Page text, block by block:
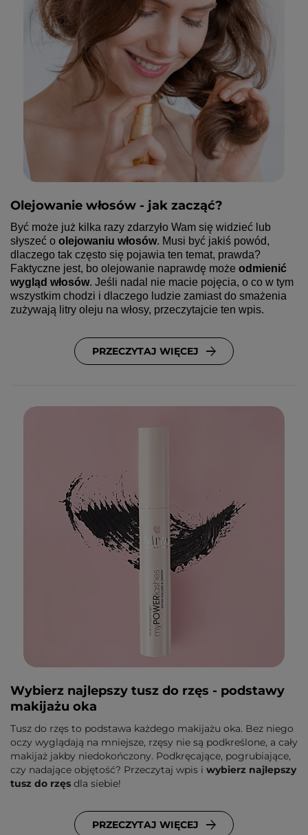
Olejowanie włosów - jak zacząć?
Być może już kilka razy zdarzyło Wam się widzieć lub
słyszeć o olejowaniu włosów. Musi być jakiś powód,
dlaczego tak często się pojawia ten temat, prawda?
Faktyczne jest, bo olejowanie naprawdę może odmienić
wygląd włosów. Jeśli nadal nie macie pojęcia, o co w tym
wszystkim chodzi i dlaczego ludzie zamiast do smażenia
zużywają litry oleju na włosy, przeczytajcie ten wpis.
PRZECZYTAJ WIĘCEJ
Wybierz najlepszy tusz do rzęs - podstawy
makijażu oka
Tusz do rzęs to podstawa każdego makijażu oka. Bez niego
oczy wyglądają na mniejsze, rzęsy nie są podkreślone, a cały
makijaż jakby niedokończony. Podkręcające, pogrubiające,
czy nadające objętość? Przeczytaj wpis i wybierz najlepszy
tusz do rzęs dla siebie!
PRZECZYTAJ WIĘCEJ